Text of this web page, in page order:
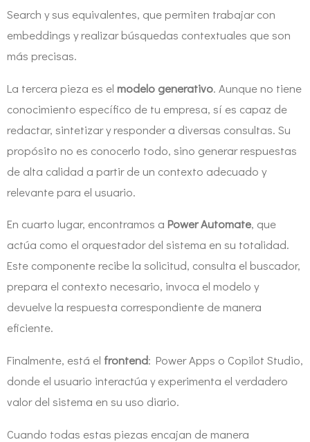
Search y sus equivalentes, que permiten trabajar con
embeddings y realizar búsquedas contextuales que son
más precisas.
La tercera pieza es el modelo generativo. Aunque no tiene
conocimiento específico de tu empresa, sí es capaz de
redactar, sintetizar y responder a diversas consultas. Su
propósito no es conocerlo todo, sino generar respuestas
de alta calidad a partir de un contexto adecuado y
relevante para el usuario.
En cuarto lugar, encontramos a Power Automate, que
actúa como el orquestador del sistema en su totalidad.
Este componente recibe la solicitud, consulta el buscador,
prepara el contexto necesario, invoca el modelo y
devuelve la respuesta correspondiente de manera
eficiente.
Finalmente, está el frontend: Power Apps o Copilot Studio,
donde el usuario interactúa y experimenta el verdadero
valor del sistema en su uso diario.
Cuando todas estas piezas encajan de manera